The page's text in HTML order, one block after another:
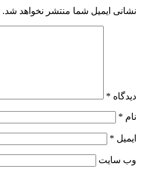
نشانی ایمیل شما منتشر نخواهد شد.
دیدگاه *
نام *
ایمیل *
وب‌ سایت